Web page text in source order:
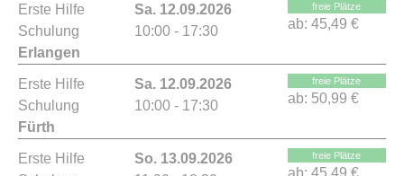
Erste Hilfe
Schulung
Erlangen
Sa. 12.09.2026
10:00 - 17:30
freie Plätze
ab: 45,49 €
Erste Hilfe
Schulung
Fürth
Sa. 12.09.2026
10:00 - 17:30
freie Plätze
ab: 50,99 €
Erste Hilfe
So. 13.09.2026
freie Plätze
ab: 45,49 €